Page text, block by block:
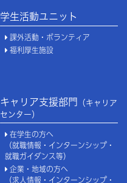
学生活動ユニット
課外活動・ボランティア
福利厚生施設
キャリア支援部門
（キャリア
センター）
在学生の方へ
（就職情報・インターンシップ・
就職ガイダンス等）
企業・地域の方へ
（求人情報・インターンシップ・